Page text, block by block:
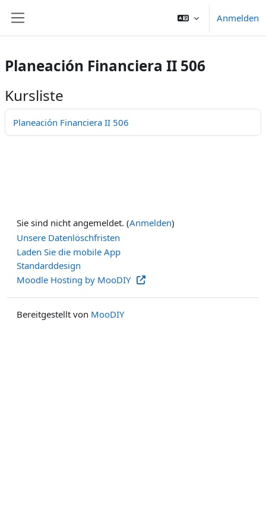
Anmelden
Planeación Financiera II 506
Kursliste
Planeación Financiera II 506
Sie sind nicht angemeldet. (Anmelden)
Unsere Datenlöschfristen
Laden Sie die mobile App
Standarddesign
Moodle Hosting by MooDIY
Bereitgestellt von MooDIY